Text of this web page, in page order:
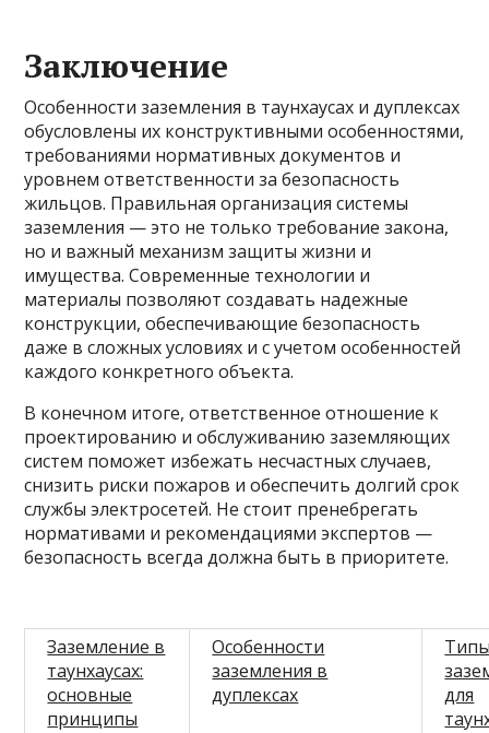
Заключение
Особенности заземления в таунхаусах и дуплексах
обусловлены их конструктивными особенностями,
требованиями нормативных документов и
уровнем ответственности за безопасность
жильцов. Правильная организация системы
заземления — это не только требование закона,
но и важный механизм защиты жизни и
имущества. Современные технологии и
материалы позволяют создавать надежные
конструкции, обеспечивающие безопасность
даже в сложных условиях и с учетом особенностей
каждого конкретного объекта.
В конечном итоге, ответственное отношение к
проектированию и обслуживанию заземляющих
систем поможет избежать несчастных случаев,
снизить риски пожаров и обеспечить долгий срок
службы электросетей. Не стоит пренебрегать
нормативами и рекомендациями экспертов —
безопасность всегда должна быть в приоритете.
Заземление в
таунхаусах:
основные
принципы
Особенности
заземления в
дуплексах
для